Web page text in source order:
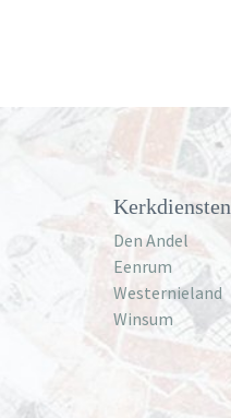
Kerkdiensten
Den Andel
Eenrum
Westernieland
Winsum